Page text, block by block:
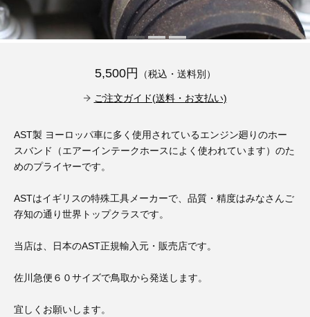
OTOFIX Powered by AUTEL（4）
ホイールロック取り外しツール（6）
3D プリンターペン（8）
ステアリングロックエミュレータ（28）
ライト関連（6）
その他（12）
5,500円 （税込・送料別）
ご注文ガイド(送料・お支払い)
AST製 ヨーロッパ車に多く使用されているエンジン廻りのホー
スバンド（エアーインテークホースによく使われています）のた
めのプライヤーです。
ASTはイギリスの特殊工具メーカーで、品質・精度はみなさんご
存知の通り世界トップクラスです。
当店は、日本のAST正規輸入元・販売店です。
佐川急便６０サイズで鳥取から発送します。
宜しくお願いします。